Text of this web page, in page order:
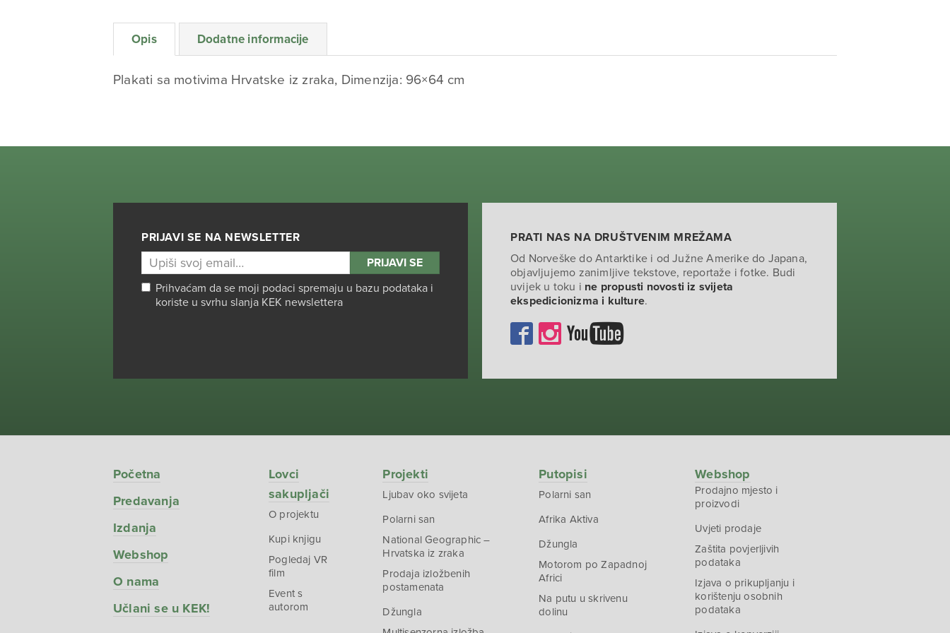
Opis Dodatne informacije
Plakati sa motivima Hrvatske iz zraka, Dimenzija: 96×64 cm
PRIJAVI SE NA NEWSLETTER
Prihvaćam da se moji podaci spremaju u bazu podataka i
koriste u svrhu slanja KEK newslettera
PRATI NAS NA DRUŠTVENIM MREŽAMA
Od Norveške do Antarktike i od Južne Amerike do Japana,
objavljujemo zanimljive tekstove, reportaže i fotke. Budi
uvijek u toku i ne propusti novosti iz svijeta
ekspedicionizma i kulture.
Početna
Predavanja
Izdanja
Webshop
O nama
Učlani se u KEK!
Lovci
sakupljači
O projektu
Kupi knjigu
Pogledaj VR
film
Event s
autorom
Projekti
Ljubav oko svijeta
Polarni san
National Geographic –
Hrvatska iz zraka
Prodaja izložbenih
postamenata
Džungla
Putopisi
Polarni san
Afrika Aktiva
Džungla
Motorom po Zapadnoj
Africi
Na putu u skrivenu
dolinu
Webshop
Prodajno mjesto i
proizvodi
Uvjeti prodaje
Zaštita povjerljivih
podataka
Izjava o prikupljanju i
korištenju osobnih
podataka